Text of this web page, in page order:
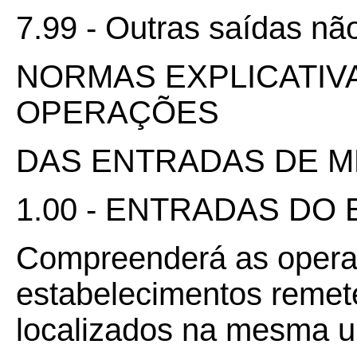
7.99 - Outras saídas
NORMAS
OPERAÇÕES
DAS ENTRADAS DE
1.00 - ENTRADAS DO
Compreenderá as
estabelecimentos
localizados na mesma